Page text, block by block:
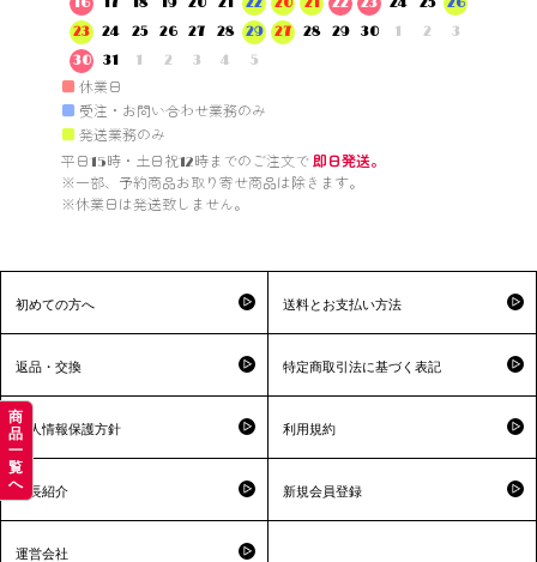
商
品
一
覧
へ
23
24 25 26 27 28
29
30
31 1 2 3 4 5
27
28 29 30 1 2 3
■ 休業日
■ 受注・お問い合わせ業務のみ
■ 発送業務のみ
平日15時・土日祝12時までのご注文で 即日発送。
※一部、予約商品お取り寄せ商品は除きます。
※休業日は発送致しません。
初めての方へ 送料とお支払い方法
返品・交換 特定商取引法に基づく表記
個人情報保護方針 利用規約
店長紹介 新規会員登録
運営会社